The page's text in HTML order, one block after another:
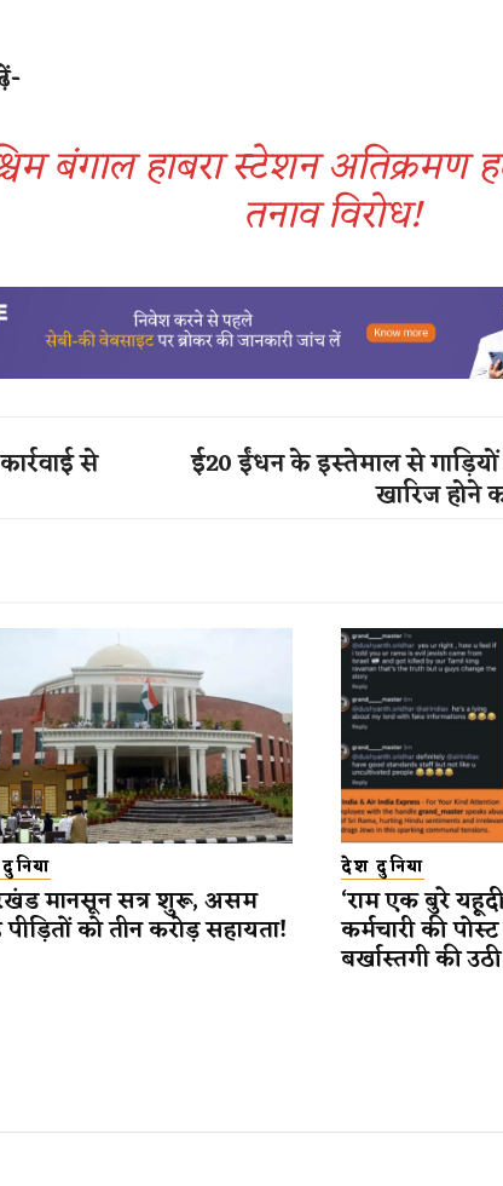
बंगाल हाबरा स्टेशन अतिक्रमण
तनाव विरोध!
से ​​ई20 ईंधन के इस्तेमाल से
खारिज होने
मानसून सत्र शुरू, असम
पीड़ितों को तीन करोड़ सहायता!
देश दुनिया
‘राम एक बुरे
कर्मचारी की
बर्खास्तगी की